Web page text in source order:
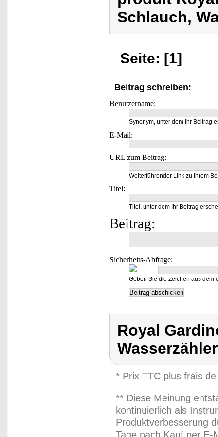
Schlauch,
Seite: [1]
Beitrag schreiben:
Benutzername:
Synonym, unter dem Ihr Beitrag
E-Mail:
URL zum Beitrag:
Weiterführender Link zu Ihrem
Titel:
Titel, unter dem Ihr Beitrag
Beitrag:
Sicherheits-Abfrage:
Geben Sie die Zeichen aus dem
Royal
* Prix TTC plus frais
** Diese Meinung
kontinuierlich als
Produktverbesserung
Tage nach Kauf per E-